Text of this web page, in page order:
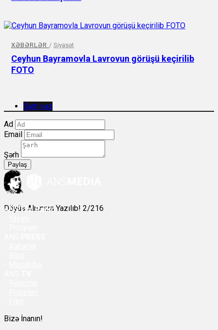
XƏBƏRLƏR / Siyasət
Ceyhun Bayramovla Lavrovun görüşü keçirilib
FOTO
Şərh yaz
Ad
Email
Şərh
Paylaş
Döyüş Alnınıza Yazılıb! 2/216
ANSÇM Radio
Bizə İnanın!